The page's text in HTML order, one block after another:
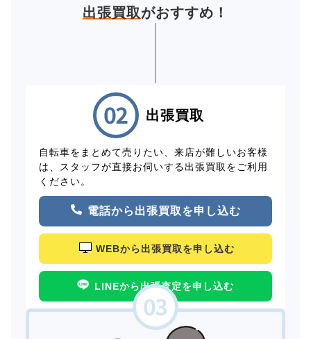
出張買取がおすすめ！
出張買取
自転車をまとめて売りたい、来店が難しいお客様
は、スタッフが直接お伺いする出張買取をご利用
ください。
電話から出張買取を申し込む
WEBから出張買取を申し込む
LINEから出張査定を申し込む